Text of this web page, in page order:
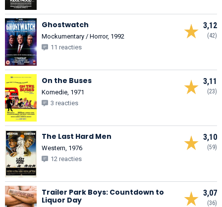
3,12
(42)
Ghostwatch
Mockumentary / Horror, 1992
11 reacties
3,11
(23)
On the Buses
Komedie, 1971
3 reacties
3,10
(59)
The Last Hard Men
Western, 1976
12 reacties
3,07
(36)
Trailer Park Boys: Countdown to
Liquor Day